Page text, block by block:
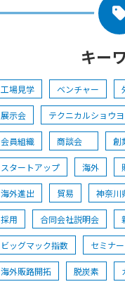
キー
工場見学 ベンチャー
展示会 テクニカルショウ
会員組織 商談会 創
スタートアップ 海外
海外進出 貿易 神奈川
採用 合同会社説明会
ビッグマック指数 セミナー
海外販路開拓 脱炭素